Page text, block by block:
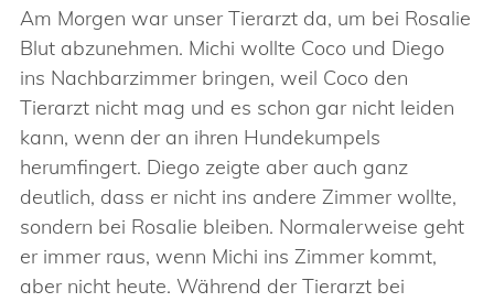
Am Morgen war unser Tierarzt da, um bei Rosalie
Blut abzunehmen. Michi wollte Coco und Diego
ins Nachbarzimmer bringen, weil Coco den
Tierarzt nicht mag und es schon gar nicht leiden
kann, wenn der an ihren Hundekumpels
herumfingert. Diego zeigte aber auch ganz
deutlich, dass er nicht ins andere Zimmer wollte,
sondern bei Rosalie bleiben. Normalerweise geht
er immer raus, wenn Michi ins Zimmer kommt,
aber nicht heute. Während der Tierarzt bei